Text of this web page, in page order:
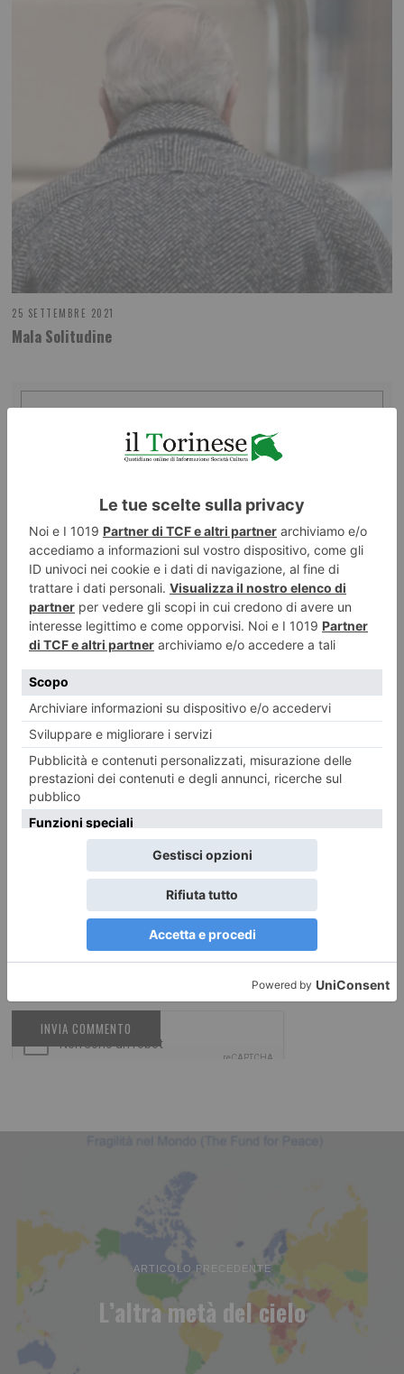
25 SETTEMBRE 2021
Mala Solitudine
LASCIA UN COMMENTO
ARTICOLO PRECEDENTE
L’altra metà del cielo